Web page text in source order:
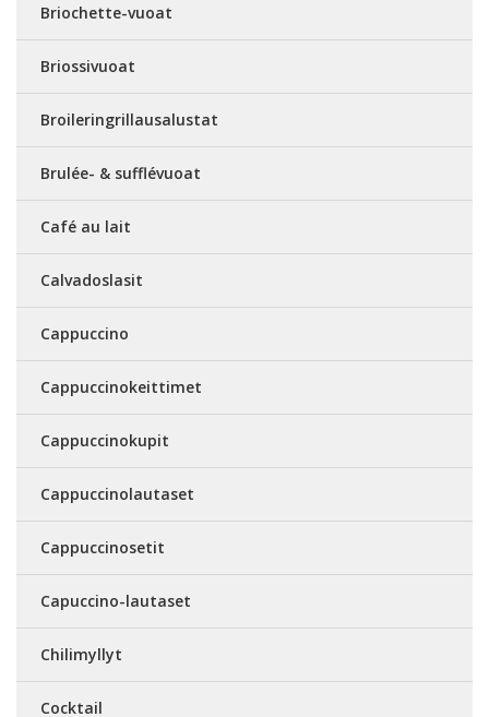
Briochette-vuoat
Briossivuoat
Broileringrillausalustat
Brulée- & sufflévuoat
Café au lait
Calvadoslasit
Cappuccino
Cappuccinokeittimet
Cappuccinokupit
Cappuccinolautaset
Cappuccinosetit
Capuccino-lautaset
Chilimyllyt
Cocktail